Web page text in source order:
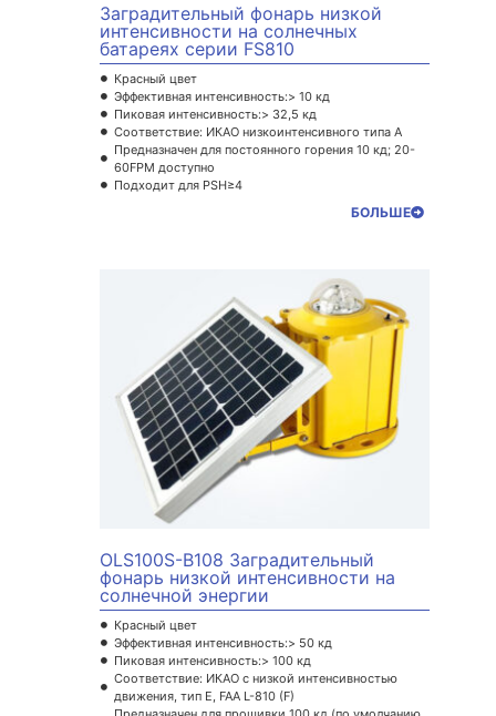
Заградительный фонарь низкой
интенсивности на солнечных
батареях серии FS810
Красный цвет
Эффективная интенсивность:> 10 кд
Пиковая интенсивность:> 32,5 кд
Соответствие: ИКАО низкоинтенсивного типа A
Предназначен для постоянного горения 10 кд; 20-
60FPM доступно
Подходит для PSH≥4
БОЛЬШЕ
OLS100S-B108 Заградительный
фонарь низкой интенсивности на
солнечной энергии
Красный цвет
Эффективная интенсивность:> 50 кд
Пиковая интенсивность:> 100 кд
Соответствие: ИКАО с низкой интенсивностью
движения, тип E, FAA L-810 (F)